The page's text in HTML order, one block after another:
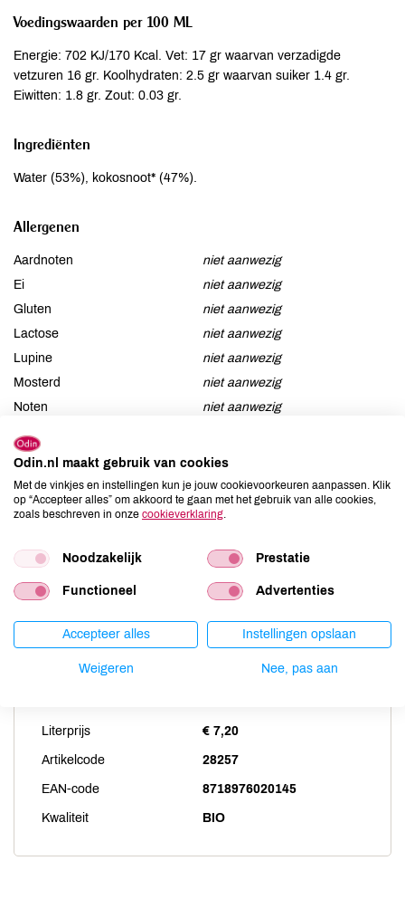
Voedingswaarden per 100 ML
Energie: 702 KJ/170 Kcal. Vet: 17 gr waarvan verzadigde
vetzuren 16 gr. Koolhydraten: 2.5 gr waarvan suiker 1.4 gr.
Eiwitten: 1.8 gr. Zout: 0.03 gr.
Ingrediënten
Water (53%), kokosnoot* (47%).
Allergenen
Aardnoten
niet aanwezig
Ei
niet aanwezig
Gluten
niet aanwezig
Lactose
niet aanwezig
Lupine
niet aanwezig
Mosterd
niet aanwezig
Noten
niet aanwezig
Selderij
Soja
niet aanwezig
Weekdieren
niet aanwezig
Productspecificaties
Literprijs € 7,20
Artikelcode 28257
EAN-code 8718976020145
Kwaliteit BIO
Odin.nl maakt gebruik van cookies
Met de vinkjes en instellingen kun je jouw cookievoorkeuren aanpassen. Klik
op “Accepteer alles” om akkoord te gaan met het gebruik van alle cookies,
zoals beschreven in onze cookieverklaring
Noodzakelijk Prestatie
Functioneel Advertenties
Accepteer alles Instellingen opslaan
Weigeren Nee, pas aan